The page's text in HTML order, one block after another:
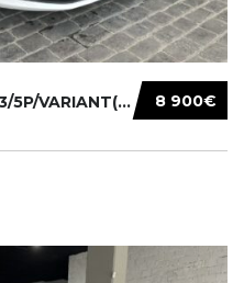
8 900€
VOLKSWAGEN GOLF VII(AU)3/5P/VARIANT(12-16 20...